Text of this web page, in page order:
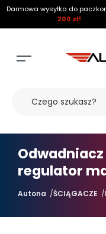
Darmowa wysyłka do
200 zł!
regulator
Autona ŚCIĄGACZE